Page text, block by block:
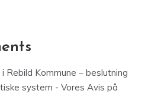
Kommune – beslutning
system - Vores Avis på